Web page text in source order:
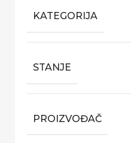
KATEGORIJA
STANJE
PROIZVOĐAČ